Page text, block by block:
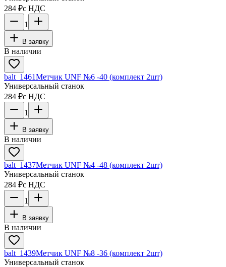
284 ₽с НДС
1
В заявку
В наличии
balt_1461Метчик UNF №6 -40 (комплект 2шт)
Универсальный станок
284 ₽с НДС
1
В заявку
В наличии
balt_1437Метчик UNF №4 -48 (комплект 2шт)
Универсальный станок
284 ₽с НДС
1
В заявку
В наличии
balt_1439Метчик UNF №8 -36 (комплект 2шт)
Универсальный станок